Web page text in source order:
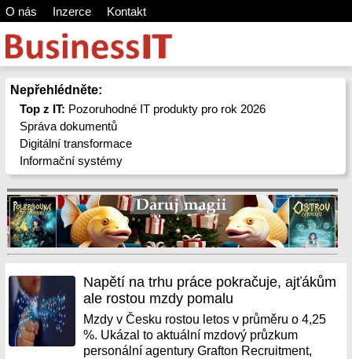
O nás Inzerce Kontakt
Nepřehlédněte:
Top z IT: Pozoruhodné IT produkty pro rok 2026
Správa dokumentů
Digitální transformace
Informační systémy
Napětí na trhu práce pokračuje, ajťákům
ale rostou mzdy pomalu
Mzdy v Česku rostou letos v průměru o 4,25
%. Ukázal to aktuální mzdový průzkum
personální agentury Grafton Recruitment,